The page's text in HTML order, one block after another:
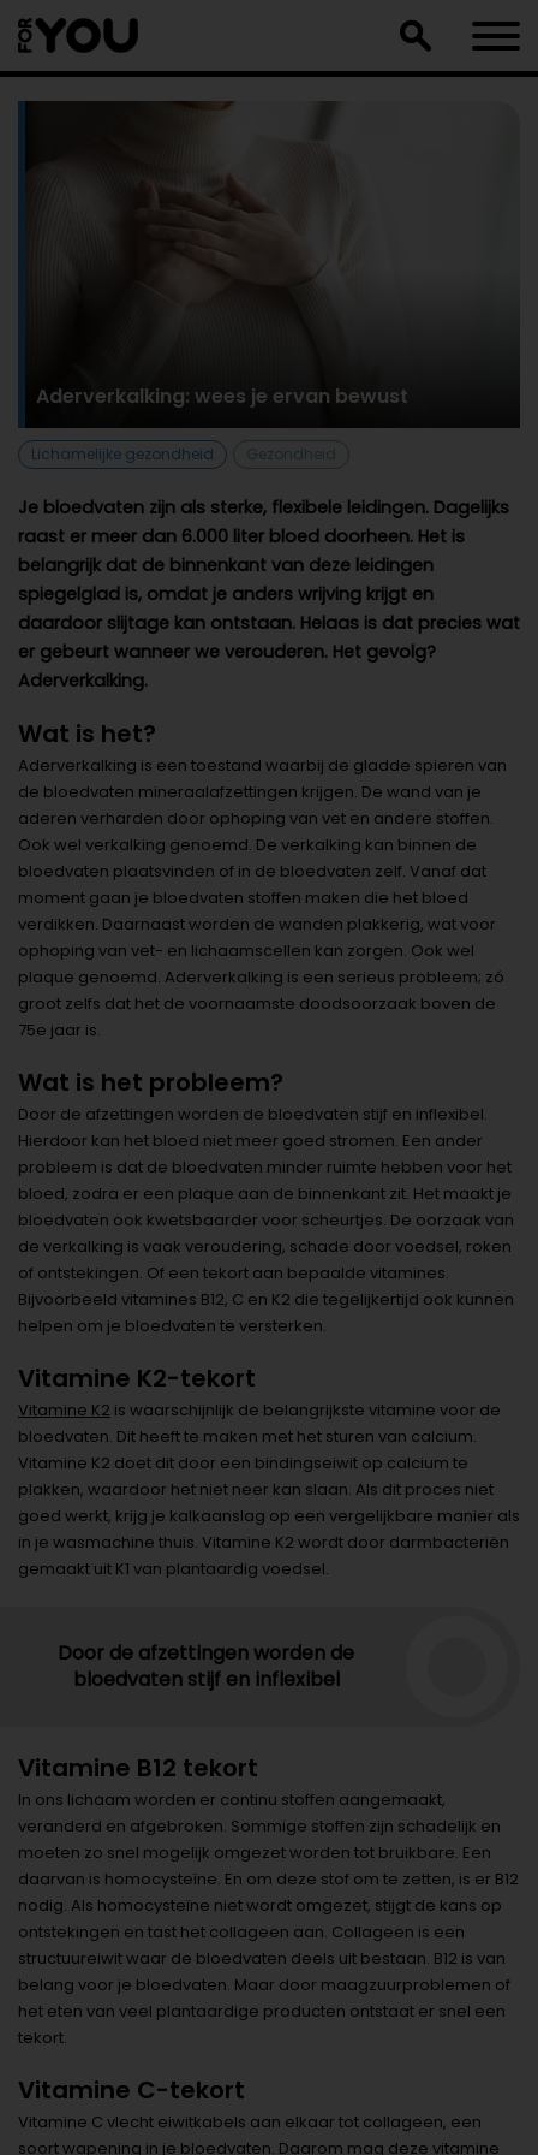
naar
artikel
Aderverkalking: wees je ervan bewust
Lichamelijke gezondheid Gezondheid
Je bloedvaten zijn als sterke, flexibele leidingen. Dagelijks
raast er meer dan 6.000 liter bloed doorheen. Het is
belangrijk dat de binnenkant van deze leidingen
spiegelglad is, omdat je anders wrijving krijgt en
daardoor slijtage kan ontstaan. Helaas is dat precies wat
er gebeurt wanneer we verouderen. Het gevolg?
Aderverkalking.
Wat is het?
Aderverkalking is een toestand waarbij de gladde spieren van
de bloedvaten mineraalafzettingen krijgen. De wand van je
aderen verharden door ophoping van vet en andere stoffen.
Ook wel verkalking genoemd. De verkalking kan binnen de
bloedvaten plaatsvinden of in de bloedvaten zelf. Vanaf dat
moment gaan je bloedvaten stoffen maken die het bloed
verdikken. Daarnaast worden de wanden plakkerig, wat voor
ophoping van vet- en lichaamscellen kan zorgen. Ook wel
plaque genoemd. Aderverkalking is een serieus probleem; zó
groot zelfs dat het de voornaamste doodsoorzaak boven de
75e jaar is.
Wat is het probleem?
Door de afzettingen worden de bloedvaten stijf en inflexibel.
Hierdoor kan het bloed niet meer goed stromen. Een ander
probleem is dat de bloedvaten minder ruimte hebben voor het
bloed, zodra er een plaque aan de binnenkant zit. Het maakt je
bloedvaten ook kwetsbaarder voor scheurtjes. De oorzaak van
de verkalking is vaak veroudering, schade door voedsel, roken
of ontstekingen. Of een tekort aan bepaalde vitamines.
Bijvoorbeeld vitamines B12, C en K2 die tegelijkertijd ook kunnen
helpen om je bloedvaten te versterken.
Vitamine K2-tekort
Vitamine K2 is waarschijnlijk de belangrijkste vitamine voor de
bloedvaten. Dit heeft te maken met het sturen van calcium.
Vitamine K2 doet dit door een bindingseiwit op calcium te
plakken, waardoor het niet neer kan slaan. Als dit proces niet
goed werkt, krijg je kalkaanslag op een vergelijkbare manier als
in je wasmachine thuis. Vitamine K2 wordt door darmbacteriën
gemaakt uit K1 van plantaardig voedsel.
Door de afzettingen worden de
bloedvaten stijf en inflexibel
Vitamine B12 tekort
In ons lichaam worden er continu stoffen aangemaakt,
veranderd en afgebroken. Sommige stoffen zijn schadelijk en
moeten zo snel mogelijk omgezet worden tot bruikbare. Een
daarvan is homocysteïne. En om deze stof om te zetten, is er B12
nodig. Als homocysteïne niet wordt omgezet, stijgt de kans op
ontstekingen en tast het collageen aan. Collageen is een
structuureiwit waar de bloedvaten deels uit bestaan. B12 is van
belang voor je bloedvaten. Maar door maagzuurproblemen of
het eten van veel plantaardige producten ontstaat er snel een
tekort.
Vitamine C-tekort
Vitamine C vlecht eiwitkabels aan elkaar tot collageen, een
soort wapening in je bloedvaten. Daarom mag deze vitamine